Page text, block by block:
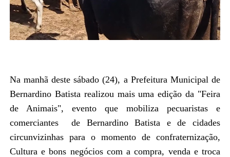
Na manhã deste sábado (24), a Prefeitura Municipal de
Bernardino Batista realizou mais uma edição da "Feira
de Animais", evento que mobiliza pecuaristas e
comerciantes de Bernardino Batista e de cidades
circunvizinhas para o momento de confraternização,
Cultura e bons negócios com a compra, venda e troca